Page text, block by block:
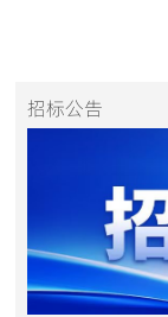
招标公告